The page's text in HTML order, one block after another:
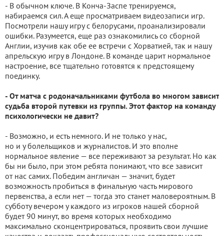
- В обычном ключе. В Конча-Заспе тренируемся,
набираемся сил. А еще просматриваем видеозаписи игр.
Посмотрели нашу игру с белорусами, проанализировали
ошибки. Разумеется, еще раз ознакомились со сборной
Англии, изучив как обе ее встречи с Хорватией, так и нашу
апрельскую игру в Лондоне. В команде царит нормальное
настроение, все тщательно готовятся к предстоящему
поединку.
- От матча с родоначальниками футбола во многом зависит
судьба второй путевки из группы. Этот фактор на команду
психологически не давит?
- Возможно, и есть немного. И не только у нас,
но и у болельщиков и журналистов. И это вполне
нормальное явление — все переживают за результат. Но как
бы ни было, при этом ребята понимают, что все зависит
от нас самих. Победим англичан — значит, будет
возможность пробиться в финальную часть мирового
первенства, а если нет — тогда это станет маловероятным. В
субботу вечером у каждого из игроков нашей сборной
будет 90 минут, во время которых необходимо
максимально сконцентрироваться, проявить свои лучшие